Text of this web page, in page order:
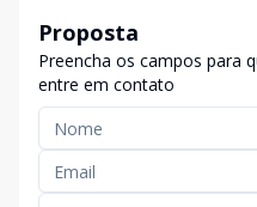
Proposta
Preencha os campos para
entre em contato